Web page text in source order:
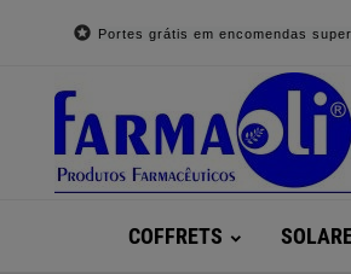
 Portes grátis em encomendas
COFFRETS